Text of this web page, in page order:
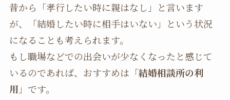
昔から「孝行したい時に親はなし」と言います
が、「結婚したい時に相手はいない」という状況
になることも考えられます。
もし職場などでの出会いが少なくなったと感じて
いるのであれば、おすすめは「結婚相談所の利
用 」です。